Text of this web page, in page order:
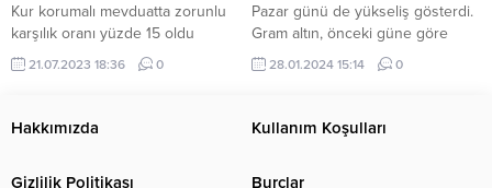
Kur korumalı mevduatta zorunlu
karşılık oranı yüzde 15 oldu
21.07.2023 18:36 0
Pazar günü de yükseliş gösterdi.
Gram altın, önceki güne göre
değişmeden 1.960,69 TL’den
işlem görürken, çeyrek altın
fiyatlarındaki yükseliş, dünya
genelindeki jeopolitik riskler ve
28.01.2024 15:14 0
Hakkımızda Kullanım Koşulları
Gizlilik Politikası Burçlar